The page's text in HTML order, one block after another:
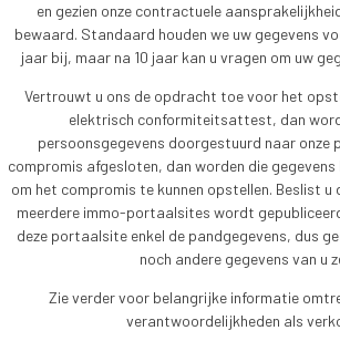
en gezien onze contractuele
bewaard. Standaard houden we uw gegevens
jaar bij, maar na 10 jaar kan u vragen om uw
Vertrouwt u ons de opdracht toe voor het
elektrisch conformiteitsattest, dan
persoonsgegevens doorgestuurd naar onze
compromis afgesloten, dan worden die
om het compromis te kunnen opstellen. Beslist u
meerdere immo-portaalsites wordt
deze portaalsite enkel de pandgegevens, dus
noch andere gegevens van u
Zie verder voor belangrijke informatie
verantwoordelijkheden als